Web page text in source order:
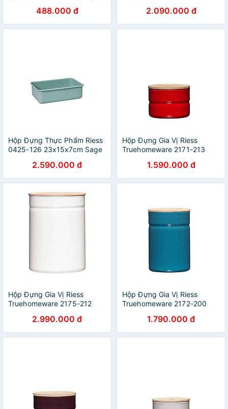
488.000 đ
chính hãng2.090.000 đ
Hộp Đựng Thực Phẩm Riess
0425-126 23x15x7cm Sage
2.590.000 đ
Hộp Đựng Gia Vị Riess
Truehomeware 2171-213
1.590.000 đ
Hộp Đựng Gia Vị Riess
Truehomeware 2175-212
2.990.000 đ
Hộp Đựng Gia Vị Riess
Truehomeware 2172-200
1.790.000 đ